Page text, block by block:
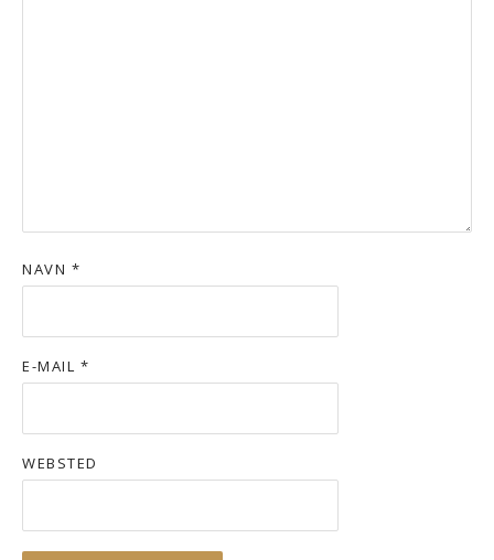
NAVN *
E-MAIL *
WEBSTED